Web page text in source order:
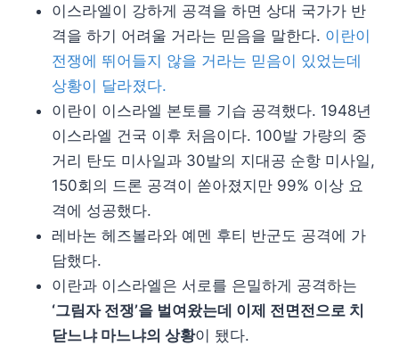
이스라엘이 강하게 공격을 하면 상대 국가가 반
격을 하기 어려울 거라는 믿음을 말한다. 이란이
전쟁에 뛰어들지 않을 거라는 믿음이 있었는데
상황이 달라졌다.
이란이 이스라엘 본토를 기습 공격했다. 1948년
이스라엘 건국 이후 처음이다. 100발 가량의 중
거리 탄도 미사일과 30발의 지대공 순항 미사일,
150회의 드론 공격이 쏟아졌지만 99% 이상 요
격에 성공했다.
레바논 헤즈볼라와 예멘 후티 반군도 공격에 가
담했다.
이란과 이스라엘은 서로를 은밀하게 공격하는
‘그림자 전쟁’을 벌여왔는데 이제 전면전으로 치
닫느냐 마느냐의 상황이 됐다.